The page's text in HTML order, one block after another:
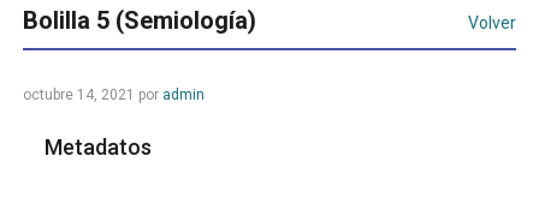
Bolilla 5 (Semiología) Volver
octubre 14, 2021 por admin
Metadatos